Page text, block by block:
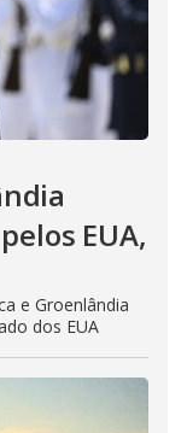
EUA,
e Groenlândia
dos EUA